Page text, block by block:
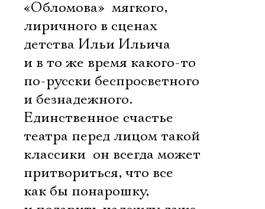
«Обломова»  мягкого,
лиричного в сценах
детства Ильи Ильича
и в то же время какого-то
по-русски беспросветного
и безнадежного.
Единственное счастье
театра перед лицом такой
классики  он всегда может
притвориться, что все
как бы понарошку,